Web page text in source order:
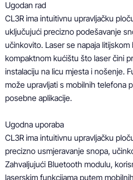
Ugodan rad
CL3R ima intuitivnu upravljačku
uključujući precizno podešavanje
učinkovito. Laser se napaja
kompaktnom kućištu što laser čini
instalaciju na licu mjesta i nošenje.
može upravljati s mobilnih telefona
posebne aplikacije.
Ugodna uporaba
CL3R ima intuitivnu upravljačku
precizno usmjeravanje snopa,
Zahvaljujući Bluetooth modulu,
laserskim funkcijama putem